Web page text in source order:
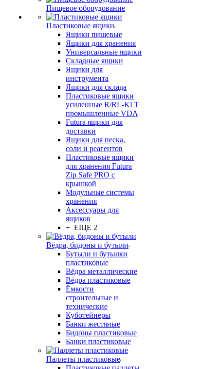
Пищевое оборудование
Пластиковые ящики
Ящики пищевые
Ящики для хранения
Универсальные ящики
Складные ящики
Ящики для
инструмента
Ящики для склада
Пластиковые ящики
усиленные R/RL-KLT
промышленные VDA
Futura ящики для
доставки
Ящики для песка,
соли и реагентов
Пластиковые ящики
для хранения Futura
Zip Safe PRO с
крышкой
Модульные системы
хранения
Аксессуары для
ящиков
+ ЕЩЕ 2
Вёдра, бидоны и бутыли
Бутыли и бутылки
пластиковые
Вёдра металлические
Вёдра пластиковые
Ёмкости
строительные и
технические
Куботейнеры
Банки жестяные
Бидоны пластиковые
Банки пластиковые
Паллеты пластиковые